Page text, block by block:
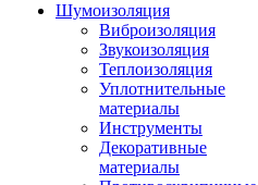
Шумоизоляция
Виброизоляция
Звукоизоляция
Теплоизоляция
Уплотнительные
материалы
Инструменты
Декоративные
материалы